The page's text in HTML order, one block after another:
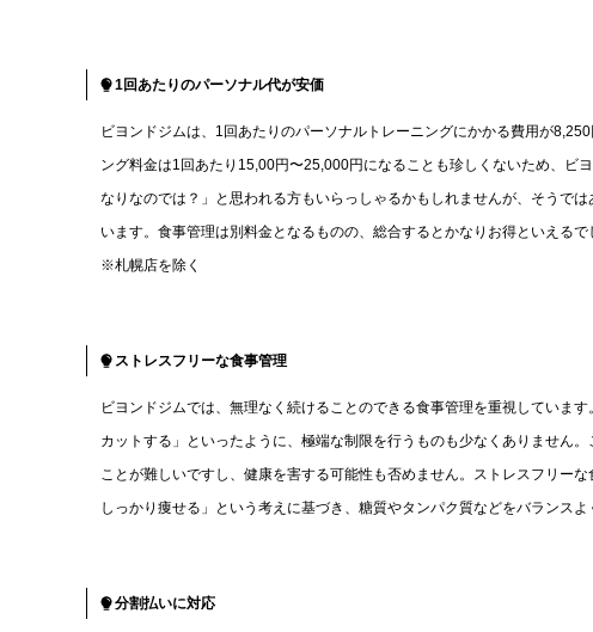
1回あたりのパーソナル代が安価
ビヨンドジムは、1回あたりのパーソナルトレーニングにかかる費用が
ング料金は1回あたり15,00円〜25,000円になることも珍しくないため、ビ
なりなのでは？」と思われる方もいらっしゃるかもしれませんが、そうで
います。食事管理は別料金となるものの、総合するとかなりお得といえるで
※札幌店を除く
ストレスフリーな食事管理
ビヨンドジムでは、無理なく続けることのできる食事管理を重視していま
カットする」といったように、極端な制限を行うものも少なくありません
ことが難しいですし、健康を害する可能性も否めません。ストレスフリー
しっかり痩せる」という考えに基づき、糖質やタンパク質などをバランスよ
分割払いに対応